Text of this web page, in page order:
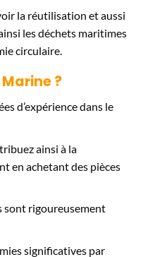
la réutilisation et aussi
les déchets maritimes
circulaire.
?
d’expérience dans le
ainsi à la
en achetant des pièces
sont rigoureusement
significatives par